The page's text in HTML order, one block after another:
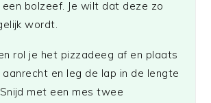
een bolzeef. Je wilt dat deze zo
wordt.
rol je het pizzadeeg af en plaats
en leg de lap in de lengte
met een mes twee